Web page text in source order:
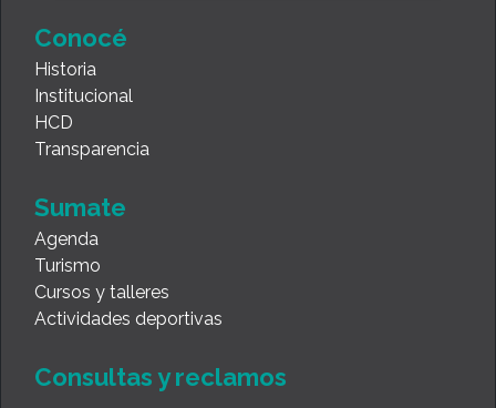
Conocé
Historia
Institucional
HCD
Transparencia
Sumate
Agenda
Turismo
Cursos y talleres
Actividades deportivas
Consultas y reclamos